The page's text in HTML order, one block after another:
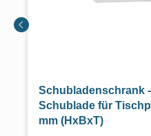
Schubladenschrank
Schublade für
mm (HxBxT)